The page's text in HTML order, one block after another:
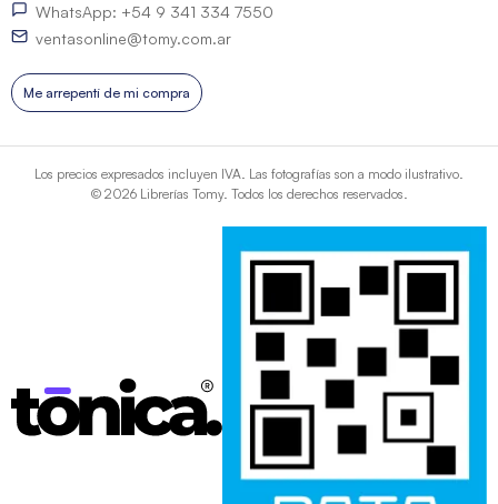
WhatsApp: +54 9 341 334 7550
ventasonline@tomy.com.ar
Me arrepentí de mi compra
Los precios expresados incluyen IVA. Las fotografías son a modo ilustrativo.
© 2026 Librerías Tomy. Todos los derechos reservados.